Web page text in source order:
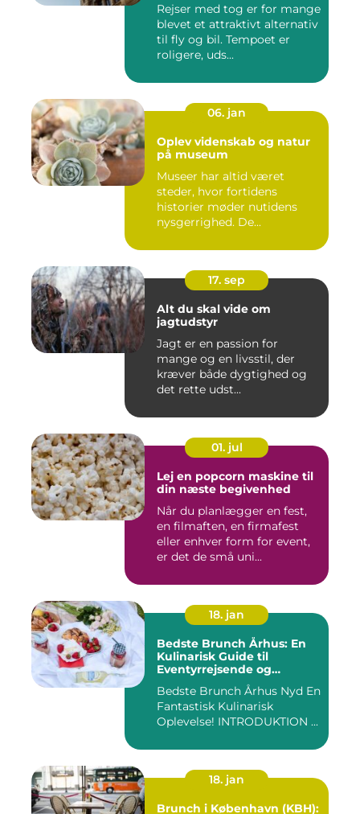
Rejser med tog er for mange
blevet et attraktivt alternativ
til fly og bil. Tempoet er
roligere, uds...
06. jan
Oplev videnskab og natur
på museum
Museer har altid været
steder, hvor fortidens
historier møder nutidens
nysgerrighed. De...
17. sep
Alt du skal vide om
jagtudstyr
Jagt er en passion for
mange og en livsstil, der
kræver både dygtighed og
det rette udst...
01. jul
Lej en popcorn maskine til
din næste begivenhed
Når du planlægger en fest,
en filmaften, en firmafest
eller enhver form for event,
er det de små uni...
18. jan
Bedste Brunch Århus: En
Kulinarisk Guide til
Eventyrrejsende og
Bedste Brunch Århus Nyd En
Fantastisk Kulinarisk
Oplevelse! INTRODUKTION ...
18. jan
Brunch i København (KBH):